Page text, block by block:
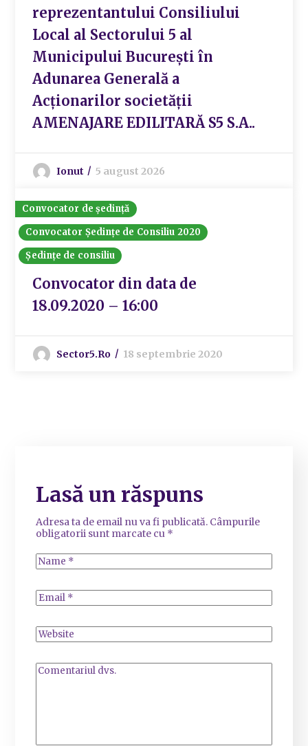
reprezentantului Consiliului
Local al Sectorului 5 al
Municipului București în
Adunarea Generală a
Acționarilor societății
AMENAJARE EDILITARĂ S5 S.A..
Ionut 5 august 2026
Convocator de ședință
Convocator Ședințe de Consiliu 2020
Ședințe de consiliu
Convocator din data de
18.09.2020 – 16:00
Sector5.ro 18 septembrie 2020
Lasă un răspuns
Adresa ta de email nu va fi publicată. Câmpurile
obligatorii sunt marcate cu *